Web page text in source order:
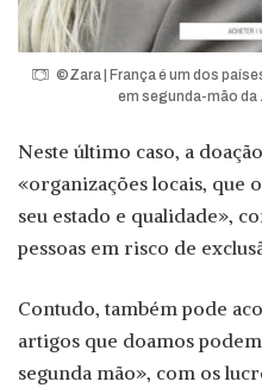
©Zara | França é um dos
em segunda-mão da
Neste último caso, a
«organizações locais, que
seu estado e qualidade»,
pessoas em risco de
Contudo, também pode
artigos que doamos
segunda mão», com os